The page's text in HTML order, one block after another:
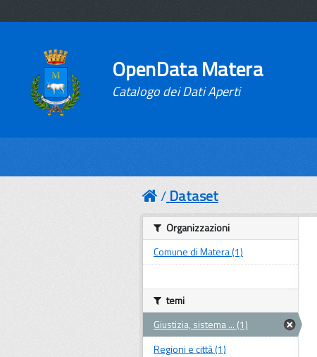
OpenData Matera
Catalogo dei Dati Aperti
Dataset
Organizzazioni
Comune di Matera (1)
temi
Giustizia, sistema ... (1)
Regioni e città (1)